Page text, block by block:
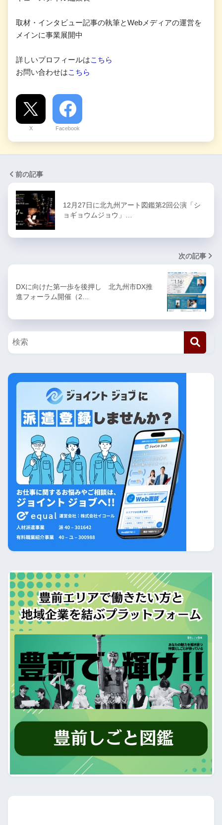
取材・インタビュー記事の執筆とWebメディアの運営を
メインに事業展開中
詳しいプロフィールはこちら
お問い合わせはこちら
X Facebook
前の記事
12月27日に北九州アート図鑑第2回公演「シ
ョギョウムジョウ」…
次の記事
DXに向けた第一歩を後押し 北九州市DX推
進フォーラム開催（2…